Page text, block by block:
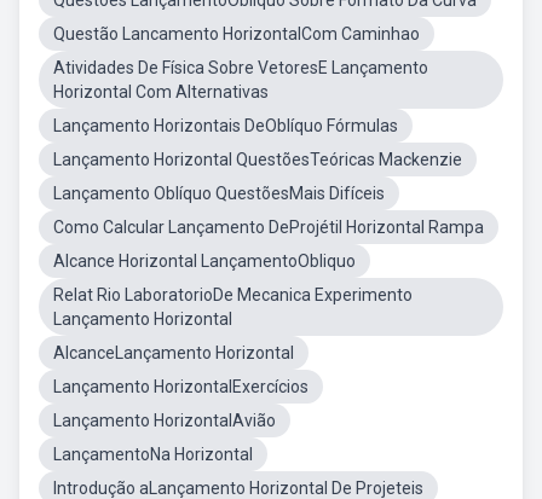
Questão Lancamento HorizontalCom Caminhao
Atividades De Física Sobre VetoresE Lançamento
Horizontal Com Alternativas
Lançamento Horizontais DeOblíquo Fórmulas
Lançamento Horizontal QuestõesTeóricas Mackenzie
Lançamento Oblíquo QuestõesMais Difíceis
Como Calcular Lançamento DeProjétil Horizontal Rampa
Alcance Horizontal LançamentoObliquo
Relat Rio LaboratorioDe Mecanica Experimento
Lançamento Horizontal
AlcanceLançamento Horizontal
Lançamento HorizontalExercícios
Lançamento HorizontalAvião
LançamentoNa Horizontal
Introdução aLançamento Horizontal De Projeteis